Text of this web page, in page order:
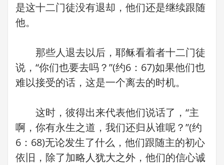
是这十二门徒没有退却，他们还是继续跟随
他。
那些人退去以后，耶稣看着者十二门徒
说，“你们也要去吗？”(约6：67)如果他们也
难以接受的话，这是一个离去的时机。
这时，彼得出来代表他们说话了，“主
啊，你有永生之道，我们还归从谁呢？”(约
6：68)无论发生了什么，他们跟随主的初心
依旧，除了加略人犹大之外，他们的信心诚